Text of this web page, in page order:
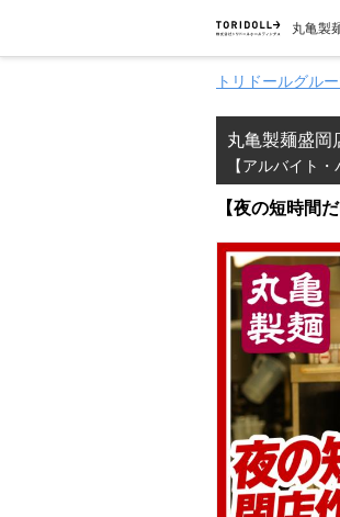
丸亀製
トリドールグル
丸亀製麺盛岡
【アルバイト
【夜の短時間